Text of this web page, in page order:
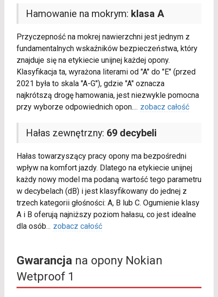
Hamowanie na mokrym: klasa A
Przyczepność na mokrej nawierzchni jest jednym z
fundamentalnych wskaźników bezpieczeństwa, który
znajduje się na etykiecie unijnej każdej opony.
Klasyfikacja ta, wyrażona literami od "A" do "E" (przed
2021 była to skala "A-G"), gdzie "A" oznacza
najkrótszą drogę hamowania, jest niezwykle pomocna
przy wyborze odpowiednich opon.... zobacz całość
Hałas zewnętrzny: 69 decybeli
Hałas towarzyszący pracy opony ma bezpośredni
wpływ na komfort jazdy. Dlatego na etykiecie unijnej
każdy nowy model ma podaną wartość tego parametru
w decybelach (dB) i jest klasyfikowany do jednej z
trzech kategorii głośności: A, B lub C. Ogumienie klasy
A i B oferują najniższy poziom hałasu, co jest idealne
dla osób... zobacz całość
Gwarancjana opony Nokian
Wetproof 1